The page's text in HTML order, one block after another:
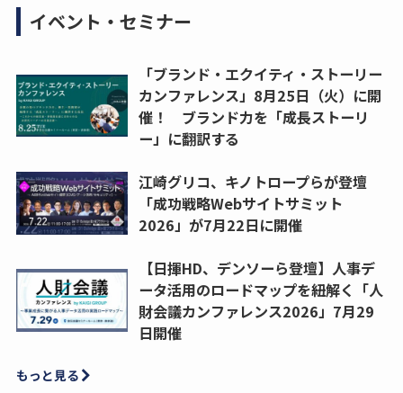
イベント・セミナー
「ブランド・エクイティ・ストーリー
カンファレンス」8月25日（火）に開
催！ ブランド力を「成長ストーリ
ー」に翻訳する
江崎グリコ、キノトロープらが登壇
「成功戦略Webサイトサミット
2026」が7月22日に開催
【日揮HD、デンソーら登壇】人事デ
ータ活用のロードマップを紐解く「人
財会議カンファレンス2026」7月29
日開催
もっと見る